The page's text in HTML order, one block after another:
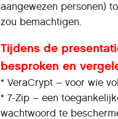
aangewezen personen)
zou bemachtigen.
Tijdens de
besproken en
* VeraCrypt – voor wie
* 7-Zip – een
wachtwoord te